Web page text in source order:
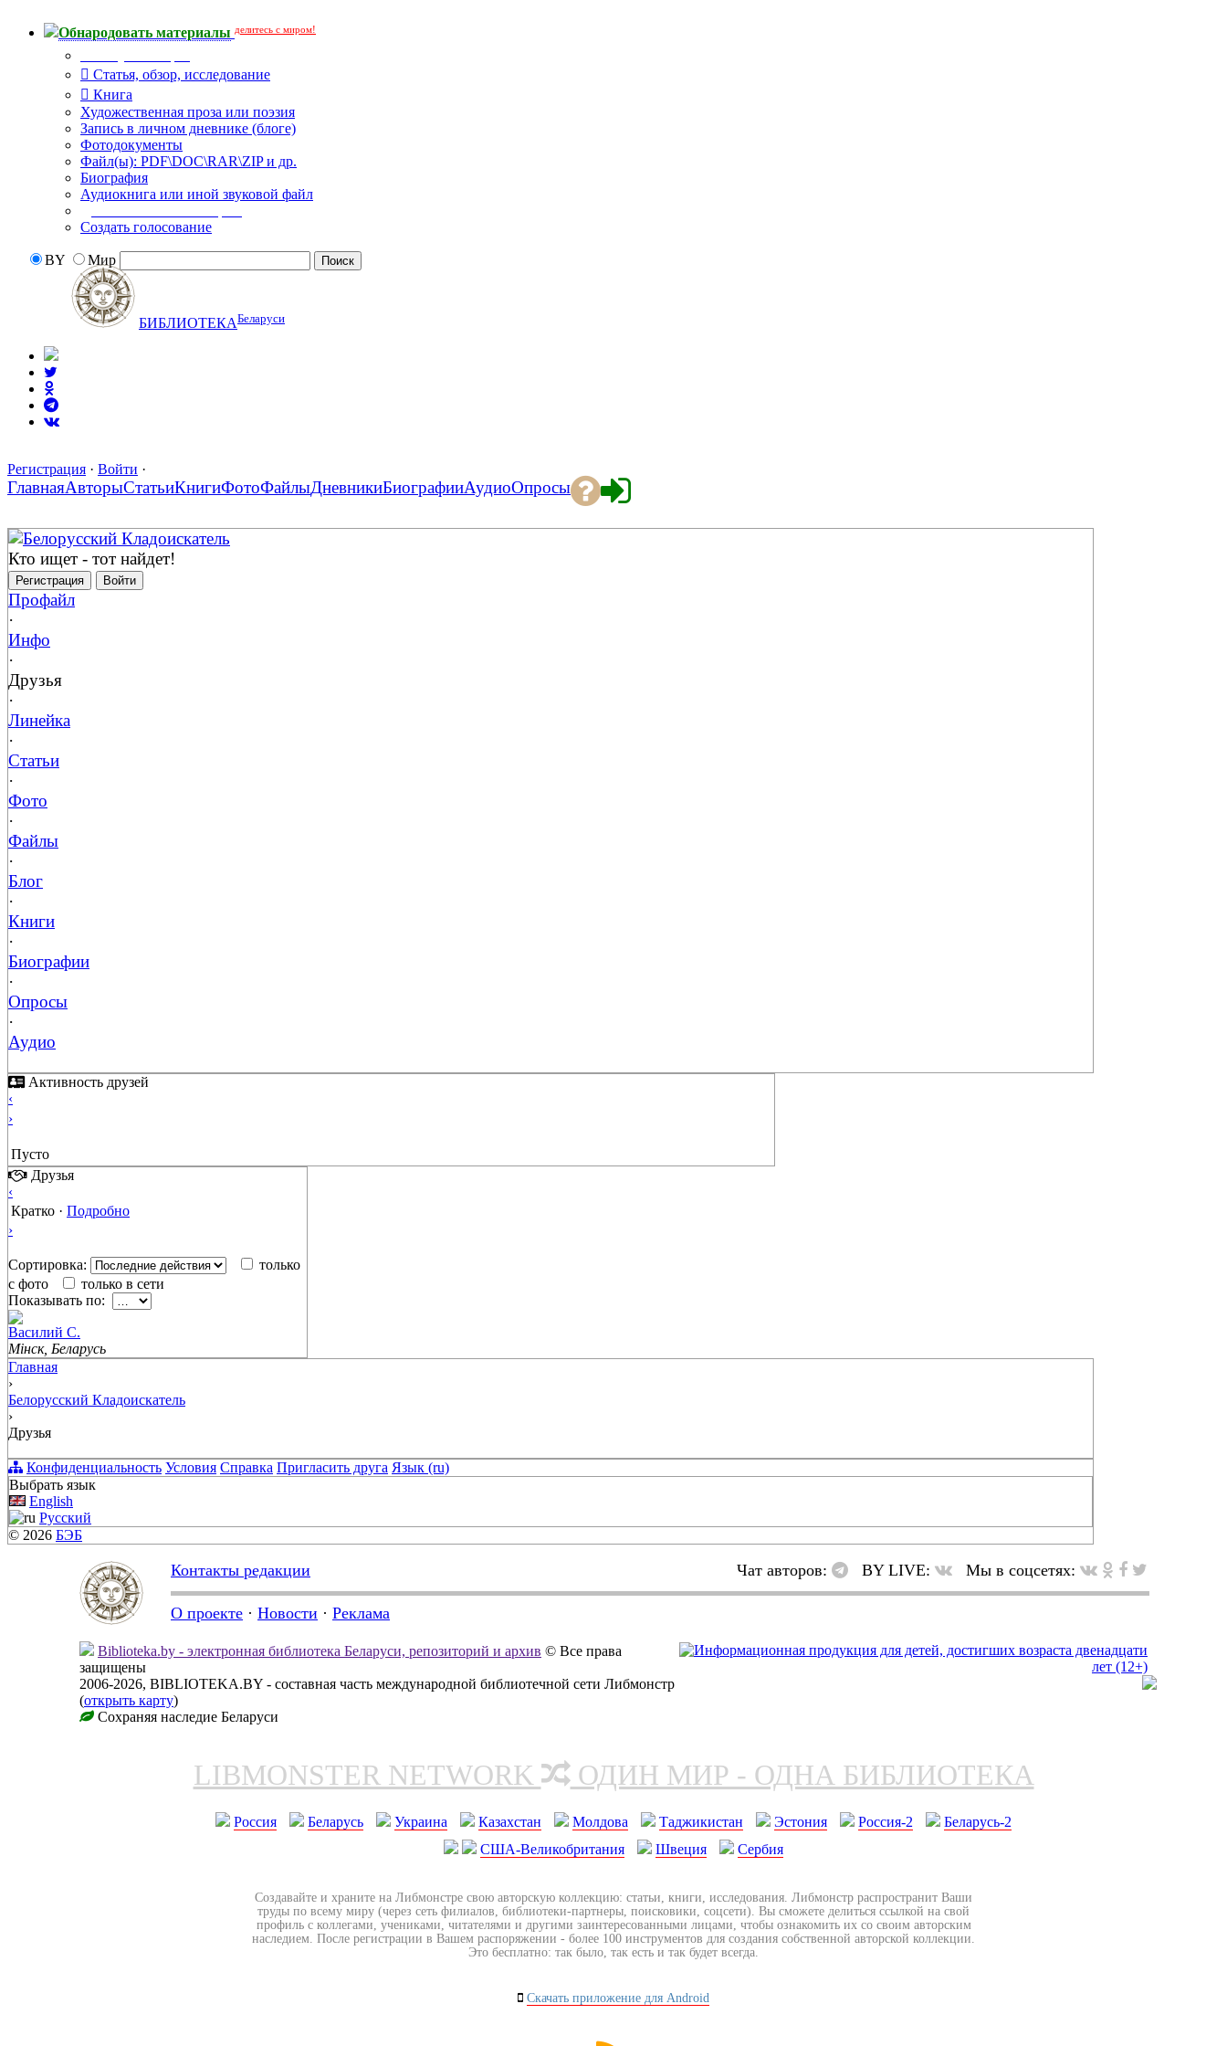
Обнародовать материалы делитесь с миром!
Статья, обзор, исследование
Книга
Художественная проза или поэзия
Запись в личном дневнике (блоге)
Фотодокументы
Файл(ы): PDF\DOC\RAR\ZIP и др.
Биография
Аудиокнига или иной звуковой файл
Создать голосование
BY Мир
БИБЛИОТЕКАБеларуси
Регистрация · Войти ·
ГлавнаяАвторыСтатьиКнигиФотоФайлыДневникиБиографииАудиоОпросы
Белорусский Кладоискатель
Кто ищет - тот найдет!
Регистрация Войти
Профайл
·
Инфо
·
Друзья
·
Линейка
·
Статьи
·
Фото
·
Файлы
·
Блог
·
Книги
·
Биографии
·
Опросы
·
Аудио
Активность друзей
‹
›
Пусто
Друзья
‹
Кратко · Подробно
›
Сортировка:
только
с фото
только в сети
Показывать по:
Вacилий С.
Мінск, Беларусь
Главная
›
Белорусский Кладоискатель
›
Друзья
Конфиденциальность Условия Справка Пригласить друга Язык (ru)
Выбрать язык
English
Русский
© 2026 БЭБ
Контакты редакции Чат авторов: BY LIVE: Мы в соцсетях:
О проекте · Новости · Реклама
Biblioteka.by - электронная библиотека Беларуси, репозиторий и архив © Все права
защищены
2006-2026, BIBLIOTEKA.BY - составная часть международной библиотечной сети Либмонстр
(открыть карту)
Сохраняя наследие Беларуси
LIBMONSTER NETWORK ОДИН МИР - ОДНА БИБЛИОТЕКА
Россия Беларусь Украина Казахстан Молдова Таджикистан Эстония Россия-2
Беларусь-2
США-Великобритания
Швеция Сербия
Создавайте и храните на Либмонстре свою авторскую коллекцию: статьи, книги, исследования. Либмонстр распространит Ваши
труды по всему миру (через сеть филиалов, библиотеки-партнеры, поисковики, соцсети). Вы сможете делиться ссылкой на свой
профиль с коллегами, учениками, читателями и другими заинтересованными лицами, чтобы ознакомить их со своим авторским
наследием. После регистрации в Вашем распоряжении - более 100 инструментов для создания собственной авторской коллекции.
Это бесплатно: так было, так есть и так будет всегда.
Скачать приложение для Android